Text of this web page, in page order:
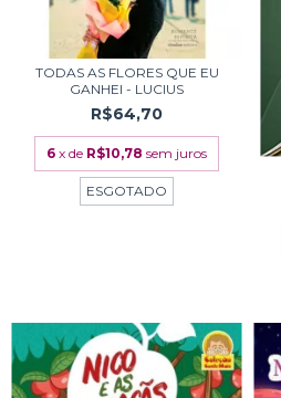
TODAS AS FLORES QUE EU
GANHEI - LUCIUS
R$64,70
6 x de R$10,78 sem juros
ESGOTADO